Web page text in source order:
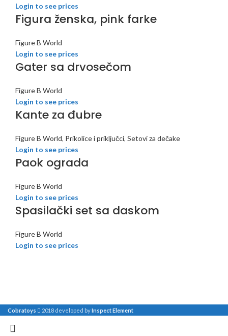
Login to see prices
Figura ženska, pink farke
Figure B World
Login to see prices
Gater sa drvosečom
Figure B World
Login to see prices
Kante za đubre
Figure B World, Prikolice i priključci, Setovi za dečake
Login to see prices
Paok ograda
Figure B World
Login to see prices
Spasilački set sa daskom
Figure B World
Login to see prices
Cobratoys 2018 developed byInspect Element